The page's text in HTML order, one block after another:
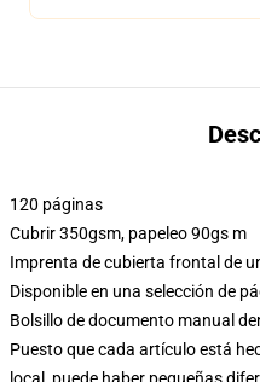
120 páginas
Cubrir 350gsm, papeleo 90gs m
Imprenta de cubierta frontal de
Disponible en una selección de
Bolsillo de documento manual
Puesto que cada artículo está